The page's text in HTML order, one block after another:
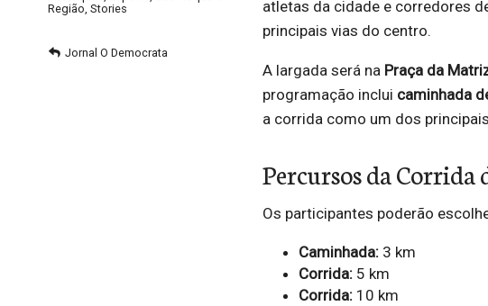
Região, Stories
Jornal O Democrata
atletas da cidade e corredores
principais vias do centro.
A largada será na Praça da
programação inclui caminhada
a corrida como um dos
Percursos da Corrida
Os participantes poderão
Caminhada:3 km
Corrida:5 km
Corrida:10 km